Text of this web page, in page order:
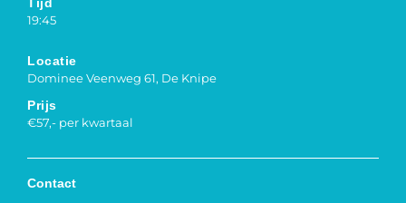
Tijd
19:45
Locatie
Dominee Veenweg 61, De Knipe
Prijs
€57,- per kwartaal
Contact